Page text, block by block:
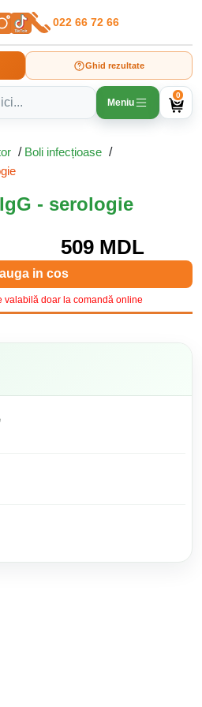
022 66 72 66
Ghid rezultate
Meniu
0
/ Boli infecțioase /
- serologie
509 MDL
in cos
valabilă doar la comandă online